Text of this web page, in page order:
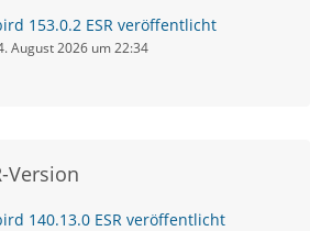
153.0.2 ESR veröffentlicht
August 2026 um 22:34
Version
140.13.0 ESR veröffentlicht